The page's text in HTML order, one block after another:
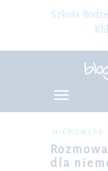
Szkoła
NIEMOWLAK
dla